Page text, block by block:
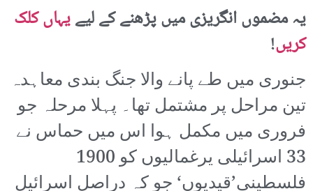
یہ مضموں انگریزی میں پڑھنے کے لیےیہاں کلک
کریں!
جنوری میں طے پانے والا جنگ بندی معاہدہ
تین مراحل پر مشتمل تھا۔ پہلا مرحلہ جو
فروری میں مکمل ہوا اس میں حماس نے
33 اسرائیلی یرغمالیوں کو 1900
فلسطینی’قیدیوں‘ جو کہ دراصل اسرائیل